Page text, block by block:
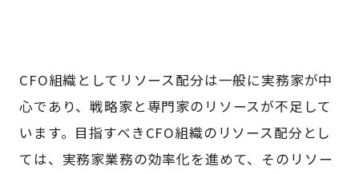
CFO組織としてリソース配分は一般に実務家が中
心であり、戦略家と専門家のリソースが不足して
います。目指すべきCFO組織のリソース配分とし
ては、実務家業務の効率化を進めて、そのリソー